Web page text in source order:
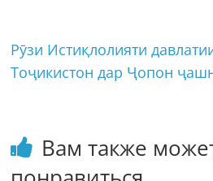
Рӯзи Истиқлолияти
Тоҷикистон дар Ҷопон
Вам также